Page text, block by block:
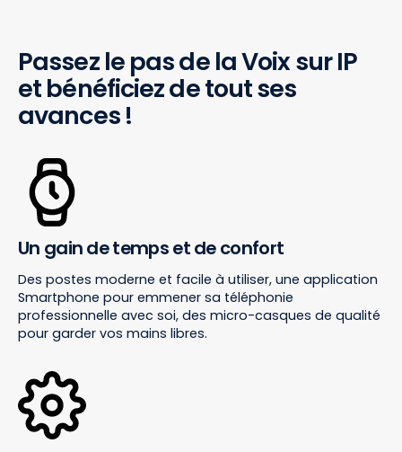
Passez le pas de la Voix sur IP
et bénéficiez de tout ses
avances !
Un gain de temps et de confort
Des postes moderne et facile à utiliser, une application
Smartphone pour emmener sa téléphonie
professionnelle avec soi, des micro-casques de qualité
pour garder vos mains libres.